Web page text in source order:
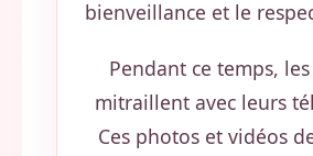
bienveillance et le
Pendant ce temps,
mitraillent avec leurs
Ces photos et vidéos